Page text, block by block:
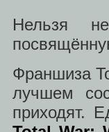
Нельзя
Франшиза
лучшем
приходят.